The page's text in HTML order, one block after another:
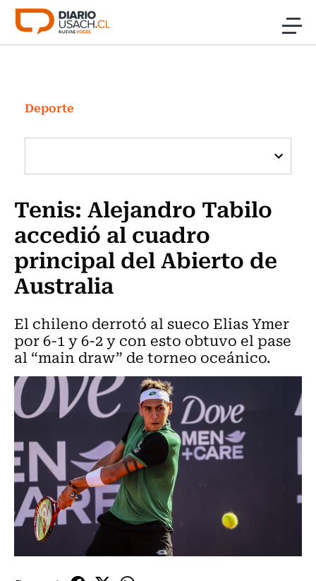
Click acá para ir directamente al contenido
Investigación
Cultura
Programas Radio y TV Usach
Deporte
Tenis: Alejandro Tabilo
accedió al cuadro
principal del Abierto de
Australia
El chileno derrotó al sueco Elias Ymer
por 6-1 y 6-2 y con esto obtuvo el pase
al “main draw” de torneo oceánico.